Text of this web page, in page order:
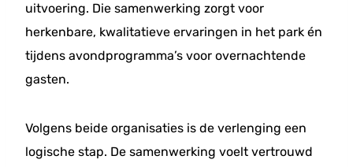
uitvoering. Die samenwerking zorgt voor
herkenbare, kwalitatieve ervaringen in het park én
tijdens avondprogramma’s voor overnachtende
gasten.
Volgens beide organisaties is de verlenging een
logische stap. De samenwerking voelt vertrouwd